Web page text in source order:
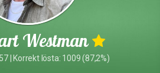
Westman
| Korrekt lösta: 1009 (87,2%)